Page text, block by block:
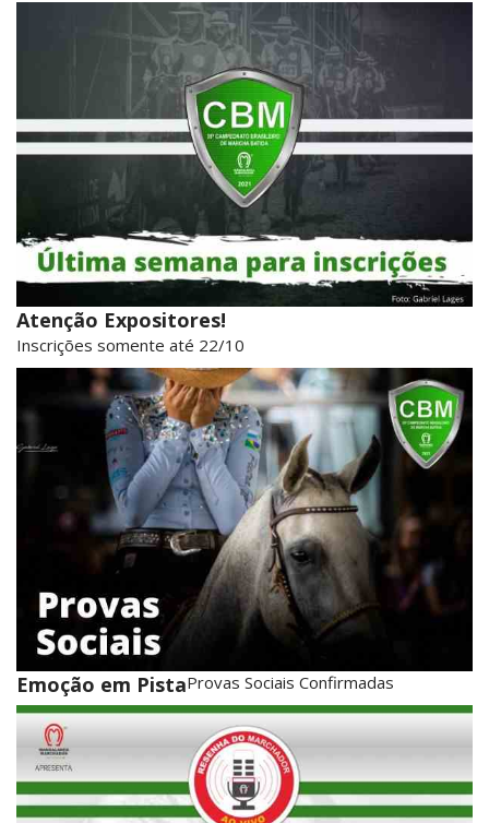
Atenção Expositores!
Inscrições somente até 22/10
Emoção em PistaProvas Sociais Confirmadas